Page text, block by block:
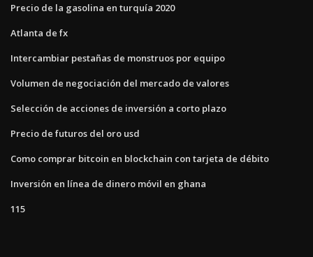
Precio de la gasolina en turquía 2020
Atlanta de fx
Intercambiar pestañas de monstruos por equipo
Volumen de negociación del mercado de valores
Selección de acciones de inversión a corto plazo
Precio de futuros del oro usd
Como comprar bitcoin en blockchain con tarjeta de débito
Inversión en línea de dinero móvil en ghana
115